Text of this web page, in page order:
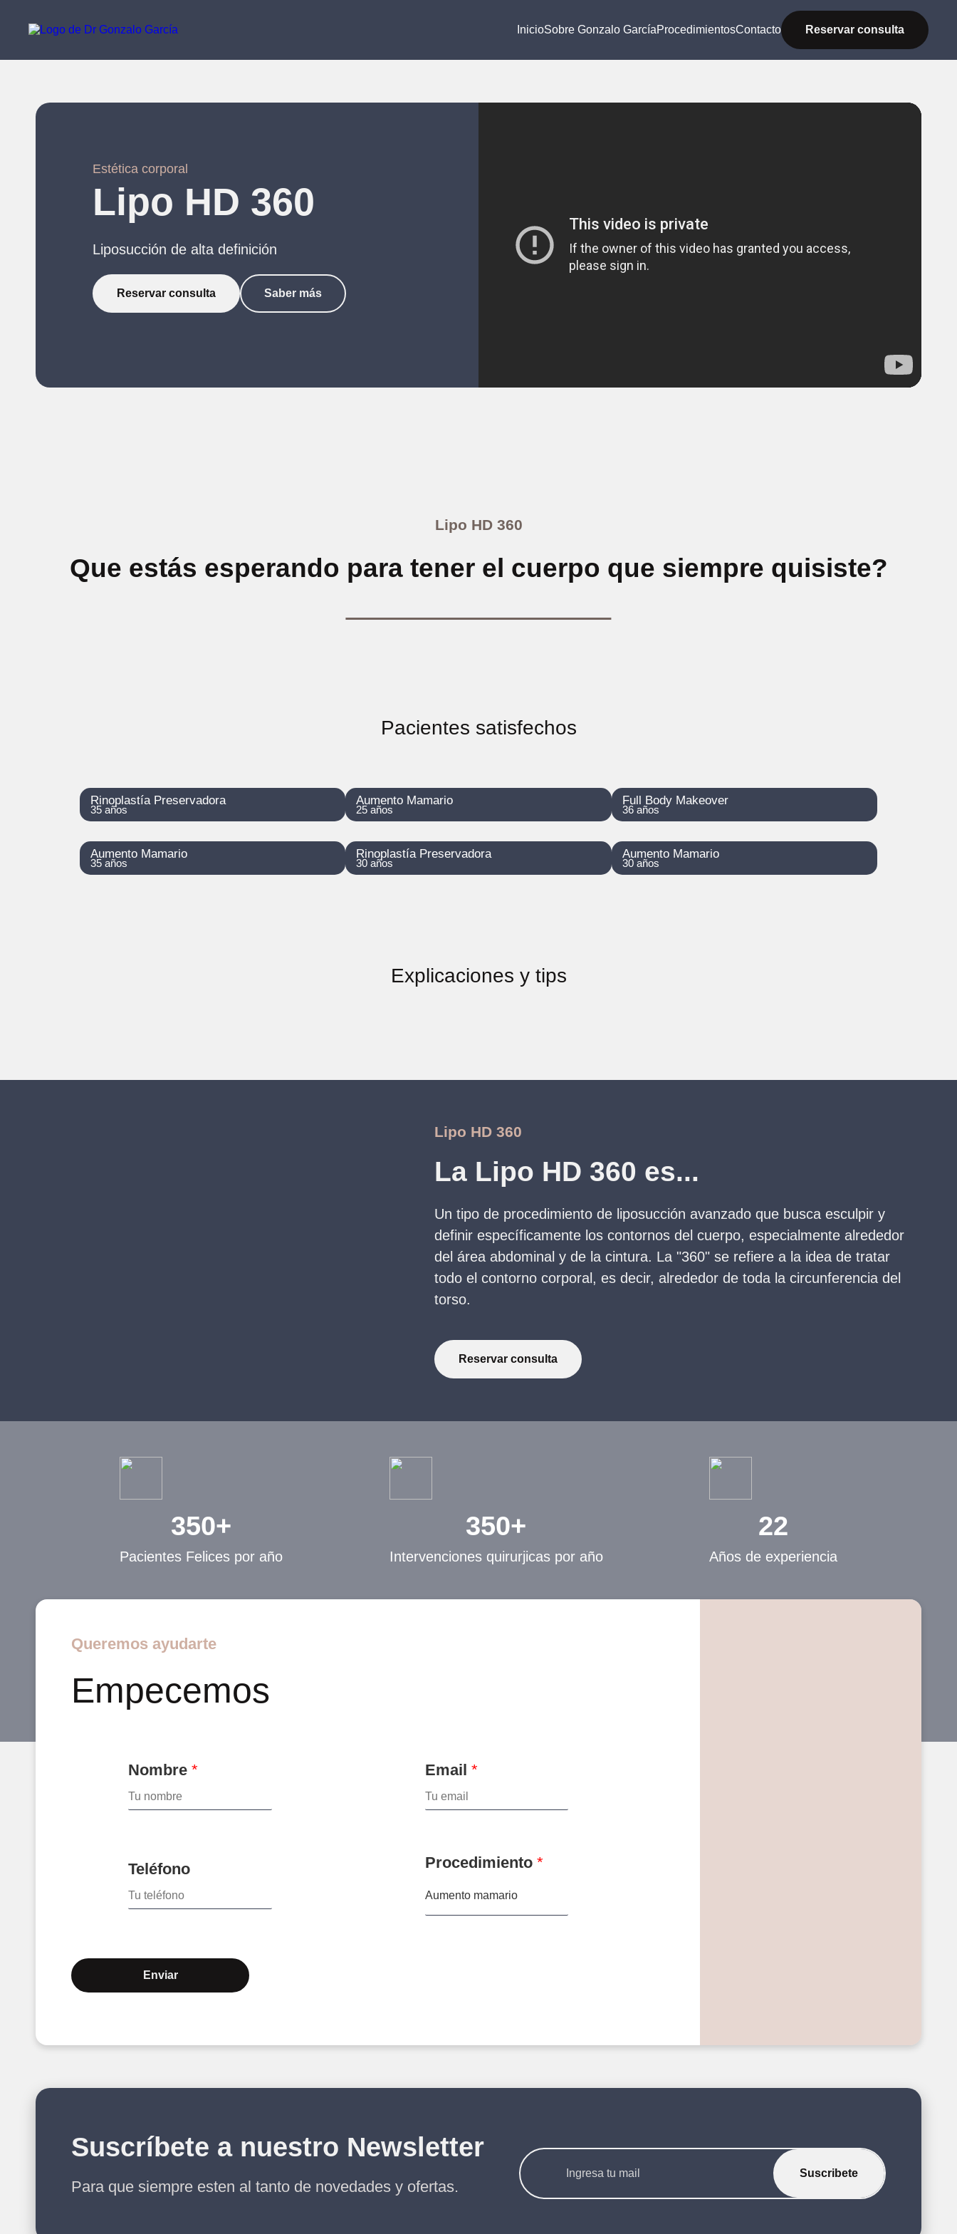
InicioSobre Gonzalo GarcíaProcedimientosContacto Reservar consulta
Estética corporal
Lipo HD 360
Liposucción de alta definición
Reservar consulta Saber más
Lipo HD 360
Que estás esperando para tener el cuerpo que siempre quisiste?
Pacientes satisfechos
Rinoplastía Preservadora
35 años
Aumento Mamario
25 años
Full Body Makeover
36 años
Aumento Mamario
35 años
Rinoplastía Preservadora
30 años
Aumento Mamario
30 años
Explicaciones y tips
Lipo HD 360
La Lipo HD 360 es...
Un tipo de procedimiento de liposucción avanzado que busca esculpir y
definir específicamente los contornos del cuerpo, especialmente alrededor
del área abdominal y de la cintura. La "360" se refiere a la idea de tratar
todo el contorno corporal, es decir, alrededor de toda la circunferencia del
torso.
Reservar consulta
350+
Pacientes Felices por año
350+
Intervenciones quirurjicas por año
22
Años de experiencia
Queremos ayudarte
Empecemos
Nombre * Email *
Teléfono Procedimiento *
Enviar
Suscríbete a nuestro Newsletter
Para que siempre esten al tanto de novedades y ofertas.
Suscribete